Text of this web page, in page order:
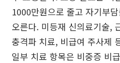
1000만원으로 줄고 자기부
오른다. 미등재 신의료기술,
충격파 치료, 비급여 주사제
일부 치료 항목은 비중증 비